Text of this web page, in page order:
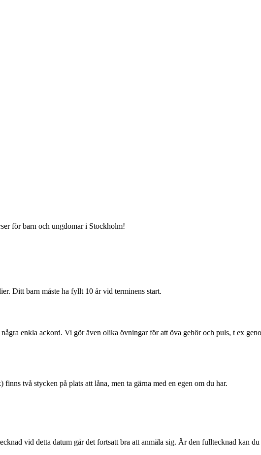
för barn och ungdomar i Stockholm!
Ditt barn måste ha fyllt 10 år vid terminens start.
enkla ackord. Vi gör även olika övningar för att öva gehör och puls, t ex
två stycken på plats att låna, men ta gärna med en egen om du har.
vid detta datum går det fortsatt bra att anmäla sig. Är den fulltecknad kan